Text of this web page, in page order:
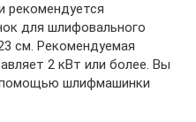
рекомендуется
для шлифовального
см. Рекомендуемая
2 кВт или более. Вы
шлифмашинки